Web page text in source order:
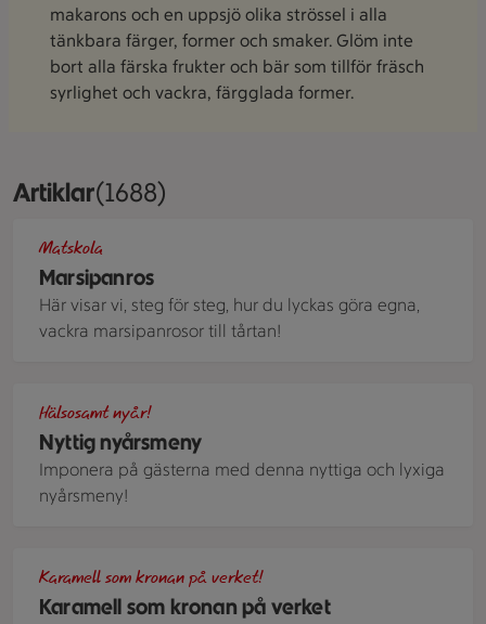
makarons och en uppsjö olika strössel i alla
tänkbara färger, former och smaker. Glöm inte
bort alla färska frukter och bär som tillför fräsch
syrlighet och vackra, färgglada former.
ArtiklarVisar 1688 stycken
(1688)
Marsipanros
Matskola
Här visar vi, steg för steg, hur du lyckas göra egna,
vackra marsipanrosor till tårtan!
Nyttig nyårsmeny
Hälsosamt nyår!
Imponera på gästerna med denna nyttiga och lyxiga
nyårsmeny!
Karamell som kronan på verket
Karamell som kronan på verket!